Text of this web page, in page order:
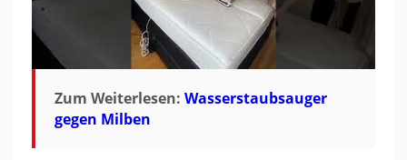
Zum Weiterlesen: Wasserstaubsauger
gegen Milben